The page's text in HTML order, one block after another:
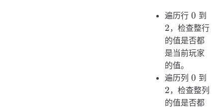
遍历行0
0 到
2，检查整行
的值是否都
是当前玩家
的值。
遍历列0
0 到
2，检查整列
的值是否都